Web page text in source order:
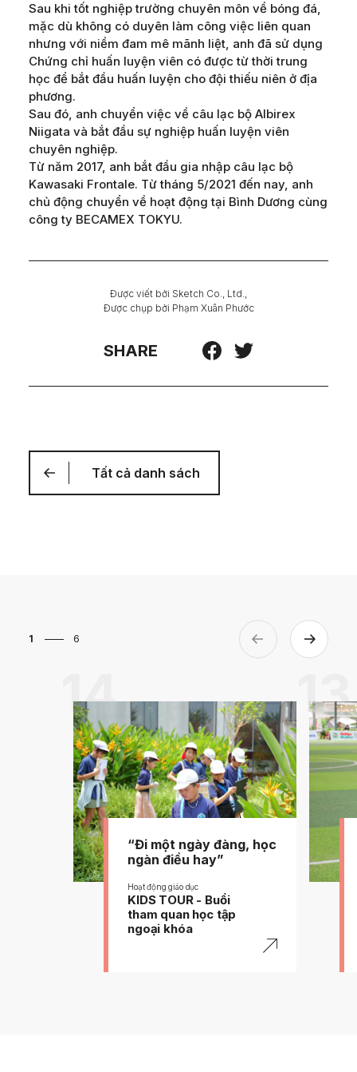
Sau khi tốt nghiệp trường chuyên môn về bóng đá,
mặc dù không có duyên làm công việc liên quan
nhưng với niềm đam mê mãnh liệt, anh đã sử dụng
Chứng chỉ huấn luyện viên có được từ thời trung
học để bắt đầu huấn luyện cho đội thiếu niên ở địa
phương.
Sau đó, anh chuyển việc về câu lạc bộ Albirex
Niigata và bắt đầu sự nghiệp huấn luyện viên
chuyên nghiệp.
Từ năm 2017, anh bắt đầu gia nhập câu lạc bộ
Kawasaki Frontale. Từ tháng 5/2021 đến nay, anh
chủ động chuyển về hoạt động tại Bình Dương cùng
công ty BECAMEX TOKYU.
Được viết bởi Sketch Co., Ltd.,
Được chụp bởi Phạm Xuân Phước
SHARE
Tất cả danh sách
1 6
14
#Education
“Đi một ngày đàng, học
ngàn điều hay”
Hoạt động giáo dục
KIDS TOUR - Buổi
tham quan học tập
ngoại khóa
13